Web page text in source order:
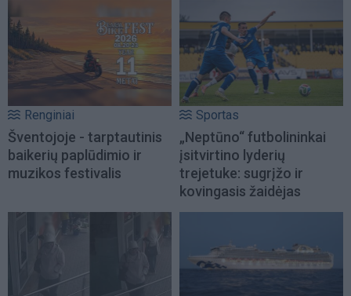
Renginiai
Šventojoje - tarptautinis
baikerių paplūdimio ir
muzikos festivalis
Sportas
„Neptūno“ futbolininkai
įsitvirtino lyderių
trejetuke: sugrįžo ir
kovingasis žaidėjas